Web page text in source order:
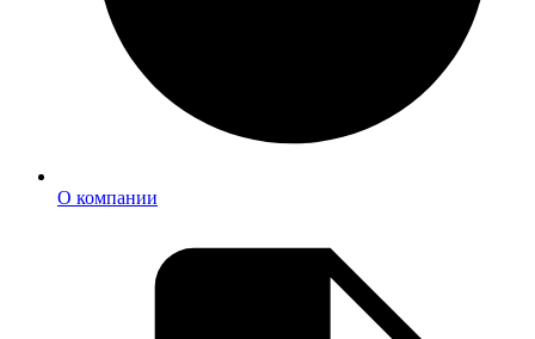
О компании